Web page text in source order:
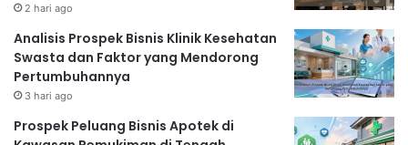
2 hari ago
Analisis Prospek Bisnis Klinik Kesehatan
Swasta dan Faktor yang Mendorong
Pertumbuhannya
3 hari ago
Prospek Peluang Bisnis Apotek di